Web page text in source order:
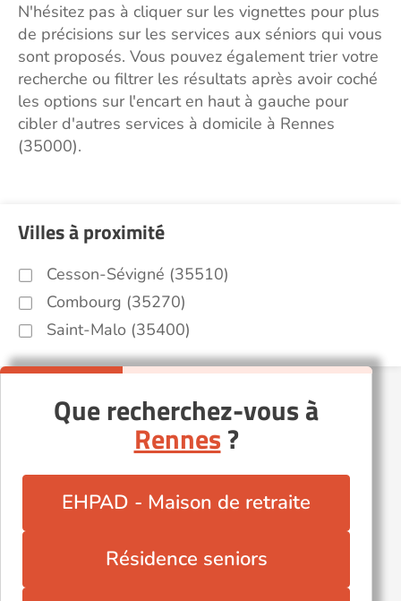
N'hésitez pas à cliquer sur les vignettes pour plus
de précisions sur les services aux séniors qui vous
sont proposés. Vous pouvez également trier votre
recherche ou filtrer les résultats après avoir coché
les options sur l'encart en haut à gauche pour
cibler d'autres services à domicile à Rennes
(35000).
Villes à proximité
Cesson-Sévigné (35510)
Combourg (35270)
Saint-Malo (35400)
Que recherchez-vous à
Rennes?
EHPAD - Maison de retraite
Résidence seniors